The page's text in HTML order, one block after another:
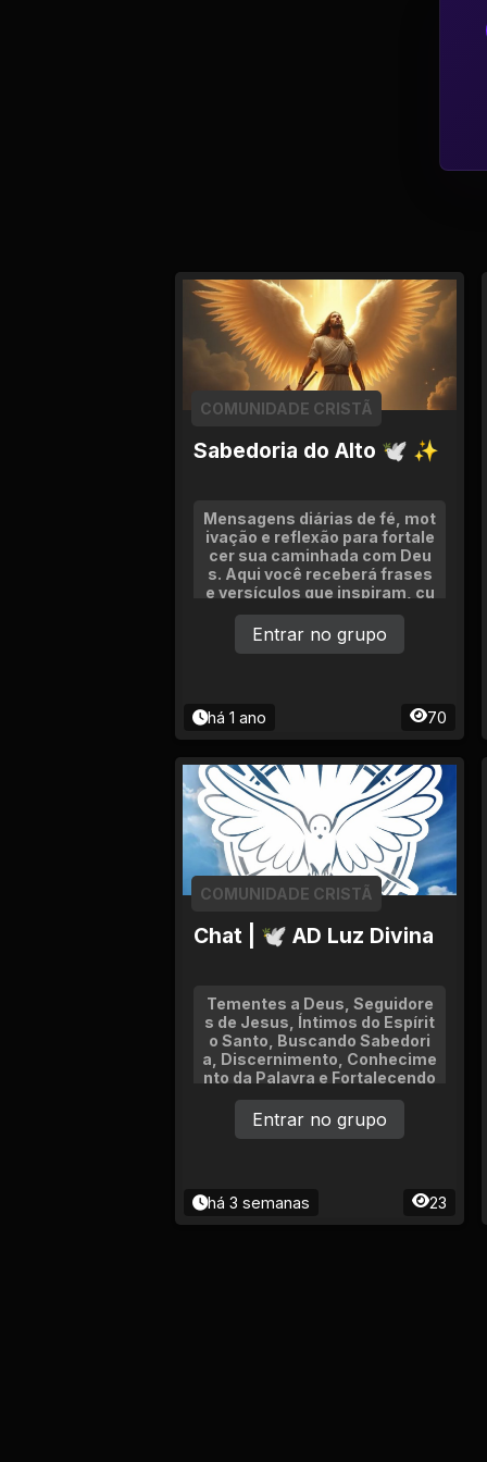
Sabedoria do Alto 🕊 ✨
COMUNIDADE CRISTÃ
Mensagens diárias de fé, mot
ivação e reflexão para fortale
cer sua caminhada com Deu
s. Aqui você receberá frases
e versículos que inspiram, cu
ram e trazem paz ao coração.
Sem correntes, política ou dis
cussões. Só palavras que edif
há 1 ano 70
Entrar no grupo
Chat | 🕊 AD Luz Divina
COMUNIDADE CRISTÃ
Tementes a Deus, Seguidore
s de Jesus, Íntimos do Espírit
o Santo, Buscando Sabedori
a, Discernimento, Conhecime
nto da Palavra e Fortalecendo
como Corpo da Igreja a vossa
Fé, Esperança, Amor e Dons E
spirituais.
há 3 semanas 23
Entrar no grupo